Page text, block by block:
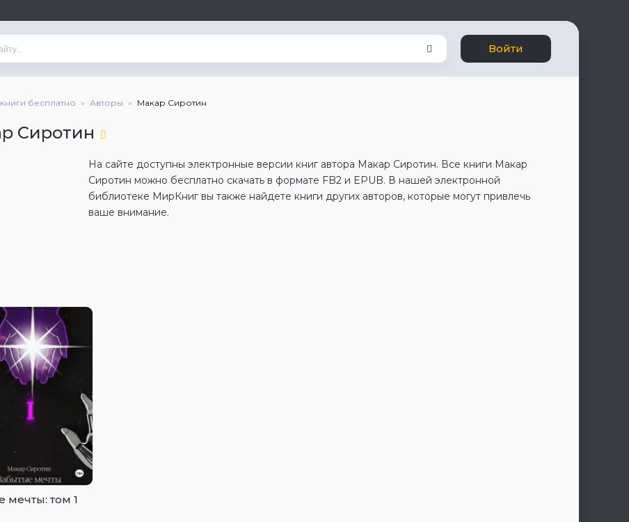
Войти
книги бесплатно Авторы Макар Сиротин
Сиротин
На сайте доступны электронные версии книг автора Макар Сиротин. Все книги Макар
Сиротин можно бесплатно скачать в формате FB2 и EPUB. В нашей электронной
библиотеке МирКниг вы также найдете книги других авторов, которые могут привлечь
ваше внимание.
мечты: том 1